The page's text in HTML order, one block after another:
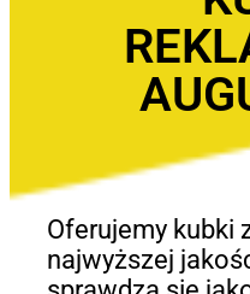
Oferujemy kubki
najwyższej